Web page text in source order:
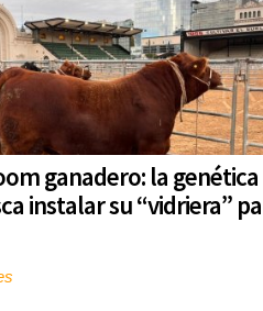
ganadero: la genética
instalar su “vidriera”